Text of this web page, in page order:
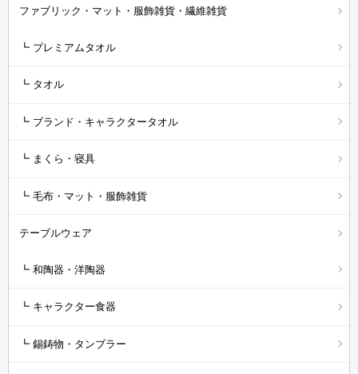
ファブリック・マット・服飾雑貨・繊維雑貨
┗ プレミアムタオル
┗ タオル
┗ ブランド・キャラクタータオル
┗ まくら・寝具
┗ 毛布・マット・服飾雑貨
テーブルウェア
┗ 和陶器・洋陶器
┗ キャラクター食器
┗ 錫鋳物・タンブラー